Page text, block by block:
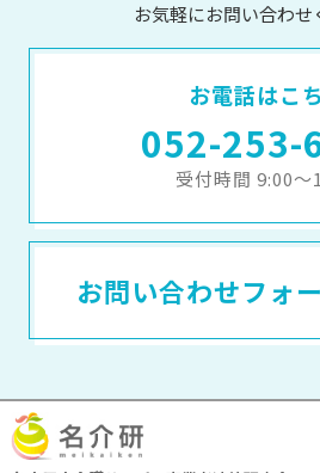
お気軽にお問い合わせ
お電話はこ
052-253-
受付時間 9:00～
お問い合わせフォ